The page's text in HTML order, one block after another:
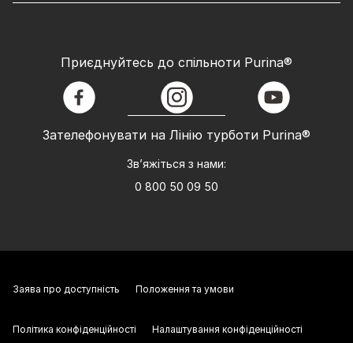
Зателефонувати на Лінію турботи Purina®
Зв’яжіться з нами:
0 800 50 09 50
Приєднуйтесь до спільноти Purina®
facebook instagram youtube
Заява про доступність Положення та умови
Політика конфіденційності Налаштування конфіденційності